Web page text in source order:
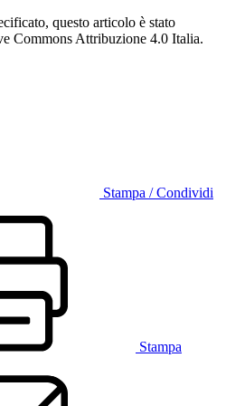
questo articolo è stato
Commons Attribuzione 4.0 Italia.
Stampa / Condividi
Stampa